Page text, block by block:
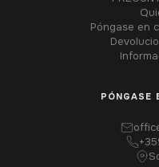
Póngase en
PÓNGASE